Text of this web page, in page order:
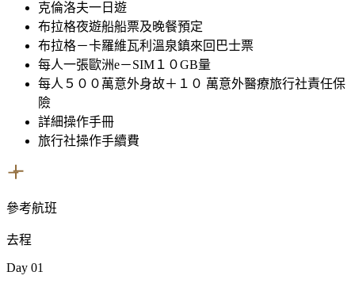
克倫洛夫一日遊
布拉格夜遊船船票及晚餐預定
布拉格－卡羅維瓦利溫泉鎮來回巴士票
每人一張歐洲e－SIM １０GB量
每人５００萬意外身故＋１０ 萬意外醫療旅行社責任保
險
詳細操作手冊
旅行社操作手續費
參考航班
去程
Day 01